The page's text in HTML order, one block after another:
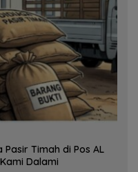
Timah di Pos AL
Dalami